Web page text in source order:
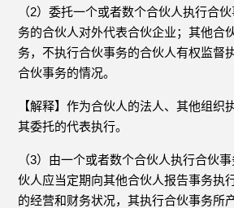
（2）委托一个或者数个合伙人执行合
务的合伙人对外代表合伙企业；其他合
务，不执行合伙事务的合伙人有权监督
合伙事务的情况。
【解释】作为合伙人的法人、其他组织
其委托的代表执行。
（3）由一个或者数个合伙人执行合伙
伙人应当定期向其他合伙人报告事务执
的经营和财务状况，其执行合伙事务所